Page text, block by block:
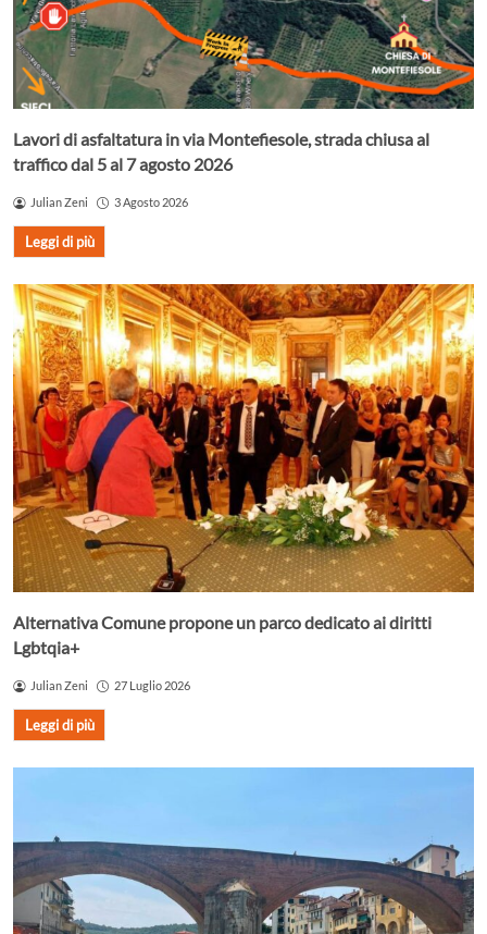
Lavori di asfaltatura in via Montefiesole, strada chiusa al
traffico dal 5 al 7 agosto 2026
Julian Zeni 3 Agosto 2026
Leggi di più
Alternativa Comune propone un parco dedicato ai diritti
Lgbtqia+
Julian Zeni 27 Luglio 2026
Leggi di più